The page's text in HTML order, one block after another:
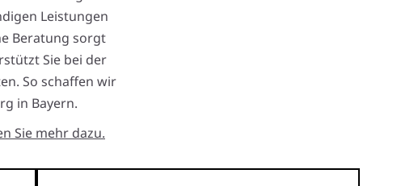
Leistungen
Beratung sorgt
Sie bei der
So schaffen wir
in Bayern.
Sie mehr dazu.